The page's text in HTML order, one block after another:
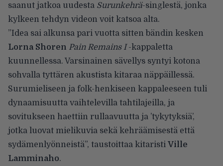
saanut jatkoa uudesta Surunkehrä-singlestä, jonka
kylkeen tehdyn videon voit katsoa alta.
”Idea sai alkunsa pari vuotta sitten bändin kesken
Lorna Shoren Pain Remains I-kappaletta
kuunnellessa. Varsinainen sävellys syntyi kotona
sohvalla tyttären akustista kitaraa näppäillessä.
Surumieliseen ja folk-henkiseen kappaleeseen tuli
dynaamisuutta vaihtelevilla tahtilajeilla, ja
sovitukseen haettiin rullaavuutta ja ’tykytyksiä’,
jotka luovat mielikuvia sekä kehräämisestä että
sydämenlyönneistä”, taustoittaa kitaristi Ville
Lamminaho.